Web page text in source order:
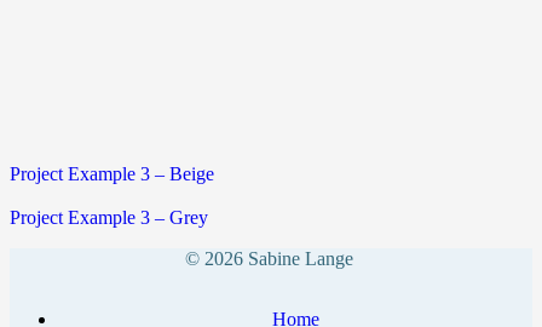
Project Example 3 – Beige
Project Example 3 – Grey
© 2026 Sabine Lange
Home